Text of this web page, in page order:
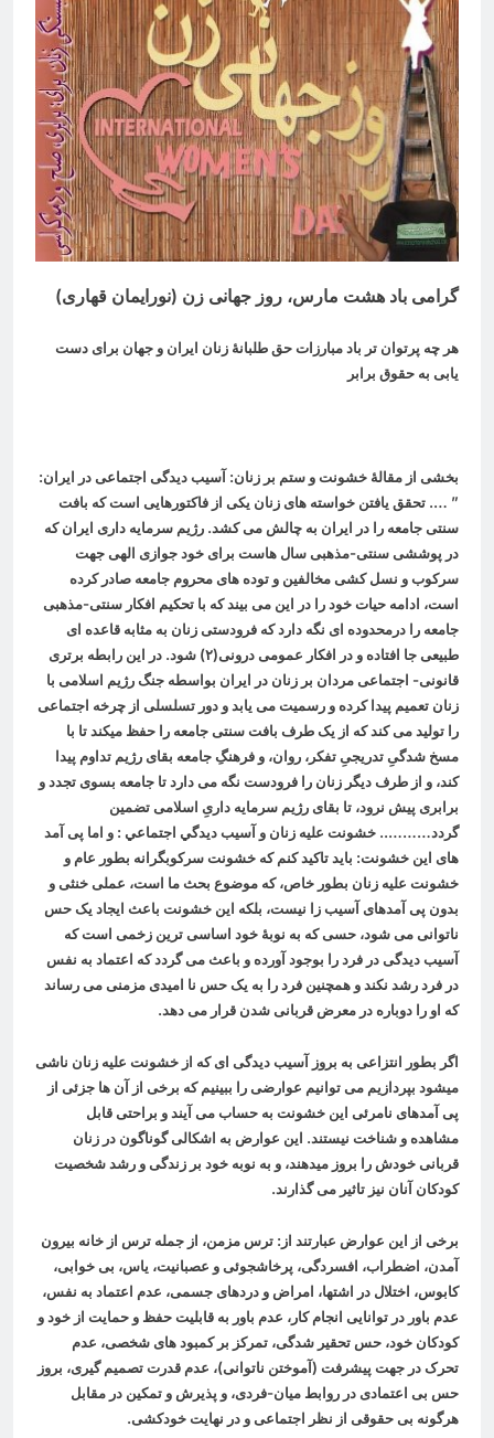
گرامی باد هشت مارس، روز جهانی زن (نورایمان قهاری)
هر چه پرتوان تر باد مبارزات حق طلبانۀ زنان ایران و جهان برای دست
یابی به حقوق برابر
بخشی از مقالۀ خشونت و ستم بر زنان: آسيب ديدگی اجتماعی در ایران:
” …. تحقق یافتن خواسته های زنان یکی از فاکتورهایی است که بافت
سنتی جامعه را در ایران به چالش می کشد. رژیم سرمایه داری ایران که
در پوششی سنتی-مذهبی سال هاست برای خود جوازی الهی جهت
سرکوب و نسل کشی مخالفین و توده های محروم جامعه صادر کرده
است، ادامه حیات خود را در این می بیند که با تحکیم افکار سنتی-مذهبی
جامعه را درمحدوده ای نگه دارد که فرودستی زنان به مثابه قاعده ای
طبیعی جا افتاده و در افکار عمومی درونی(۲) شود. در این رابطه برتری
قانونی- اجتماعی مردان بر زنان در ایران بواسطه جنگ رژیم اسلامی با
زنان تعمیم پیدا کرده و رسمیت می یابد و دور تسلسلی از چرخه اجتماعی
را تولید می کند که از یک طرف بافت سنتی جامعه را حفظ میکند تا با
مسخ شدگیِ تدریجیِ تفکر، روان، و فرهنگِ جامعه بقای رژیم تداوم پیدا
کند، و از طرف دیگر زنان را فرودست نگه می دارد تا جامعه بسوی تجدد و
برابری پیش نرود، تا بقای رژیم سرمایه داریِ اسلامی تضمین
گردد……….. خشونت علیه زنان و آسيب ديدگي اجتماعي : و اما پی آمد
های این خشونت: باید تاکید کنم که خشونت سرکوبگرانه بطور عام و
خشونت علیه زنان بطور خاص، که موضوع بحث ما است، عملی خنثی و
بدون پی آمدهای آسیب زا نیست، بلکه این خشونت باعث ایجاد یک حس
ناتوانی می شود، حسی که به نوبۀ خود اساسی ترین زخمی است که
آسیب دیدگی در فرد را بوجود آورده و باعث می گردد که اعتماد به نفس
در فرد رشد نکند و همچنین فرد را به یک حس نا امیدی مزمنی می رساند
که او را دوباره در معرض قربانی شدن قرار می دهد.
اگر بطور انتزاعی به بروز آسیب دیدگی ای که از خشونت علیه زنان ناشی
میشود بپردازیم می توانیم عوارضی را ببینیم که برخی از آن ها جزئی از
پی آمدهای نامرئی این خشونت به حساب می آیند و براحتی قابل
مشاهده و شناخت نیستند. این عوارض به اشکالی گوناگون در زنان
قربانی خودش را بروز میدهند، و به نوبه خود بر زندگی و رشد شخصیت
کودکان آنان نیز تاثیر می گذارند.
برخی از این عوارض عبارتند از: ترس مزمن، از جمله ترس از خانه بیرون
آمدن، اضطراب، افسردگی، پرخاشجوئی و عصبانیت، یاس، بی خوابی،
کابوس، اختلال در اشتها، امراض و دردهای جسمی، عدم اعتماد به نفس،
عدم باور در توانایی انجام کار، عدم باور به قابلیت حفظ و حمایت از خود و
کودکان خود، حس تحقیر شدگی، تمرکز بر کمبود های شخصی، عدم
تحرک در جهت پیشرفت (آموختن ناتوانی)، عدم قدرت تصمیم گیری، بروز
حس بی اعتمادی در روابط میان-فردی، و پذیرش و تمکین در مقابل
هرگونه بی حقوقی از نظر اجتماعی و در نهایت خودکشی.